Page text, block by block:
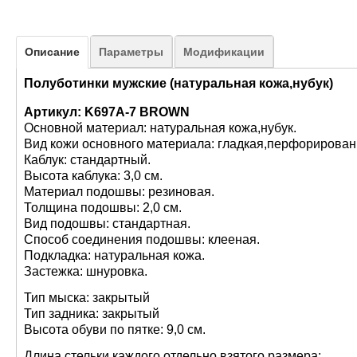
Описание Параметры Модификации
Полуботинки мужские (натуральная кожа,нубук)
Артикул: K697A-7 BROWN
Основной материал: натуральная кожа,нубук.
Вид кожи основного материала:
Каблук: стандартный.
Высота каблука: 3,0 см.
Материал подошвы: резиновая.
Толщина подошвы: 2,0 см.
Вид подошвы: стандартная.
Способ соединения подошвы: клееная.
Подкладка: натуральная кожа.
Застежка: шнуровка.
Тип мыска: закрытый
Тип задника: закрытый
Высота обуви по пятке: 9,0 см.